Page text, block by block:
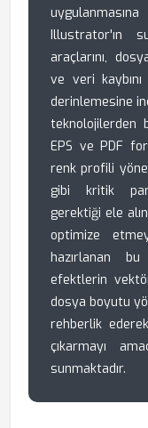
Illustrator'ın
araçlarını,
ve veri
derinlemesine
teknolojilerden
EPS ve PDF
renk profili
gibi kritik
gerektiği ele
optimize
hazırlanan
efektlerin
dosya boyutu
rehberlik
çıkarmayı
sunmaktadır.